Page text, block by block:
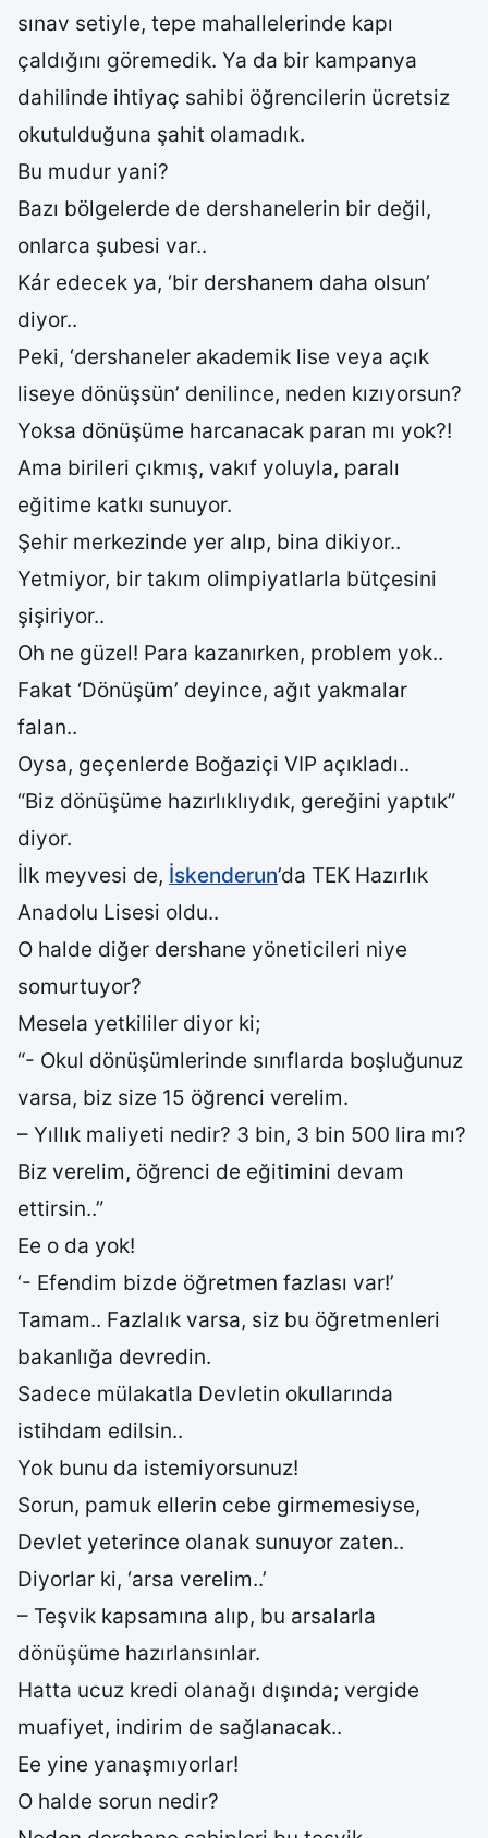
sınav setiyle, tepe mahallelerinde kapı
çaldığını göremedik. Ya da bir kampanya
dahilinde ihtiyaç sahibi öğrencilerin ücretsiz
okutulduğuna şahit olamadık.
Bu mudur yani?
Bazı bölgelerde de dershanelerin bir değil,
onlarca şubesi var..
Kár edecek ya, ‘bir dershanem daha olsun’
diyor..
Peki, ‘dershaneler akademik lise veya açık
liseye dönüşsün’ denilince, neden kızıyorsun?
Yoksa dönüşüme harcanacak paran mı yok?!
Ama birileri çıkmış, vakıf yoluyla, paralı
eğitime katkı sunuyor.
Şehir merkezinde yer alıp, bina dikiyor..
Yetmiyor, bir takım olimpiyatlarla bütçesini
şişiriyor..
Oh ne güzel! Para kazanırken, problem yok..
Fakat ‘Dönüşüm’ deyince, ağıt yakmalar
falan..
Oysa, geçenlerde Boğaziçi VIP açıkladı..
“Biz dönüşüme hazırlıklıydık, gereğini yaptık”
diyor.
İlk meyvesi de, İskenderun’da TEK Hazırlık
Anadolu Lisesi oldu..
O halde diğer dershane yöneticileri niye
somurtuyor?
Mesela yetkililer diyor ki;
“- Okul dönüşümlerinde sınıflarda boşluğunuz
varsa, biz size 15 öğrenci verelim.
– Yıllık maliyeti nedir? 3 bin, 3 bin 500 lira mı?
Biz verelim, öğrenci de eğitimini devam
ettirsin..”
Ee o da yok!
‘- Efendim bizde öğretmen fazlası var!’
Tamam.. Fazlalık varsa, siz bu öğretmenleri
bakanlığa devredin.
Sadece mülakatla Devletin okullarında
istihdam edilsin..
Yok bunu da istemiyorsunuz!
Sorun, pamuk ellerin cebe girmemesiyse,
Devlet yeterince olanak sunuyor zaten..
Diyorlar ki, ‘arsa verelim..’
– Teşvik kapsamına alıp, bu arsalarla
dönüşüme hazırlansınlar.
Hatta ucuz kredi olanağı dışında; vergide
muafiyet, indirim de sağlanacak..
Ee yine yanaşmıyorlar!
O halde sorun nedir?